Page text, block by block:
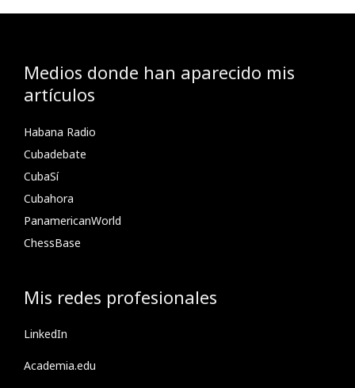
Medios donde han aparecido mis
artículos
Habana Radio
Cubadebate
CubaSí
Cubahora
PanamericanWorld
ChessBase
Mis redes profesionales
LinkedIn
Academia.edu